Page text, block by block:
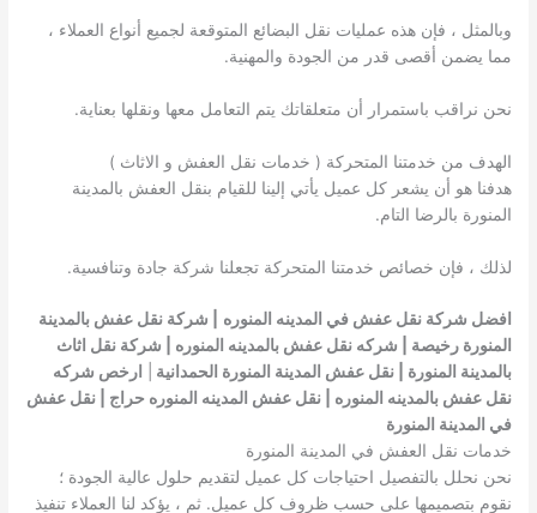
وبالمثل ، فإن هذه عمليات نقل البضائع المتوقعة لجميع أنواع العملاء ،
مما يضمن أقصى قدر من الجودة والمهنية.
نحن نراقب باستمرار أن متعلقاتك يتم التعامل معها ونقلها بعناية.
الهدف من خدمتنا المتحركة ( خدمات نقل العفش و الاثاث )
هدفنا هو أن يشعر كل عميل يأتي إلينا للقيام بنقل العفش بالمدينة
المنورة بالرضا التام.
لذلك ، فإن خصائص خدمتنا المتحركة تجعلنا شركة جادة وتنافسية.
افضل شركة نقل عفش في المدينه المنوره
| شركة نقل عفش بالمدينة
المنورة رخيصة | شركه نقل عفش بالمدينه المنوره | شركة نقل اثاث
بالمدينة المنورة | نقل عفش المدينة المنورة الحمدانية
ارخص شركه
نقل عفش بالمدينه المنوره | نقل عفش المدينه المنوره حراج | نقل عفش
في المدينة المنورة
خدمات نقل العفش في المدينة المنورة
نحن نحلل بالتفصيل احتياجات كل عميل لتقديم حلول عالية الجودة ؛
نقوم بتصميمها على حسب ظروف كل عميل. ثم ، يؤكد لنا العملاء تنفيذ